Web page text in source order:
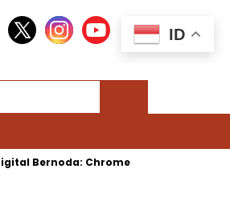
Chromebook Nadiem
ID